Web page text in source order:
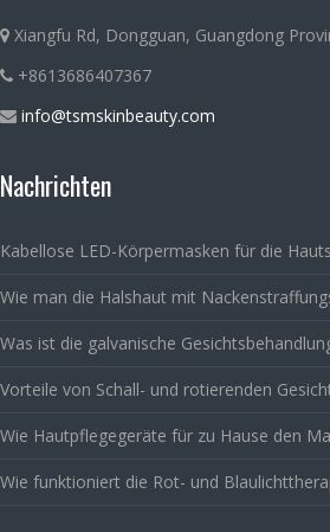
Xiangfu Rd, Dongguan, Guangdong
+8613686407367
info@tsmskinbeauty.com
Nachrichten
Kabellose LED-Körpermasken für die
Wie man die Halshaut mit
Was ist die galvanische
Vorteile von Schall- und rotierenden
Wie Hautpflegegeräte für zu Hause den
Wie funktioniert die Rot- und